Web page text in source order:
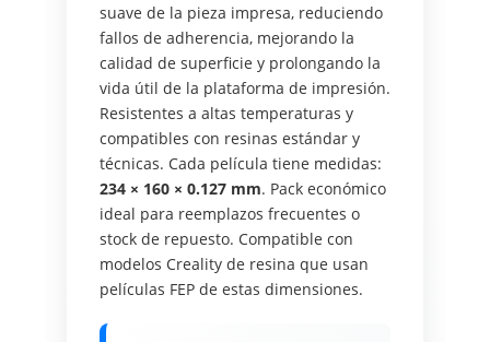
suave de la pieza impresa, reduciendo
fallos de adherencia, mejorando la
calidad de superficie y prolongando la
vida útil de la plataforma de impresión.
Resistentes a altas temperaturas y
compatibles con resinas estándar y
técnicas. Cada película tiene medidas:
234 × 160 × 0.127 mm. Pack económico
ideal para reemplazos frecuentes o
stock de repuesto. Compatible con
modelos Creality de resina que usan
películas FEP de estas dimensiones.